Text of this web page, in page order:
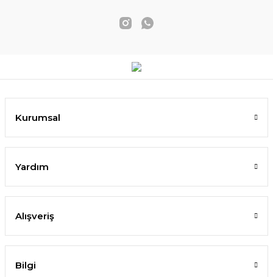
Kurumsal
Yardım
Alışveriş
Bilgi